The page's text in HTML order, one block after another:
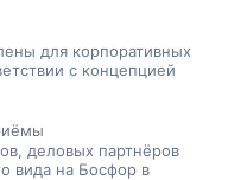
для корпоративных
с концепцией
деловых партнёров
вида на Босфор в